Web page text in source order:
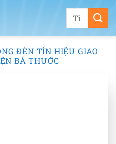
Tìm
ĐÈN TÍN HIỆU GIAO
BÁ THƯỚC